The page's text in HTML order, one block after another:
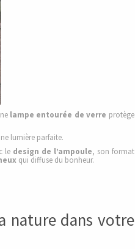
lampe entourée de verre protège
lumière parfaite.
le design de l’ampoule, son format
qui diffuse du bonheur.
nature dans votre